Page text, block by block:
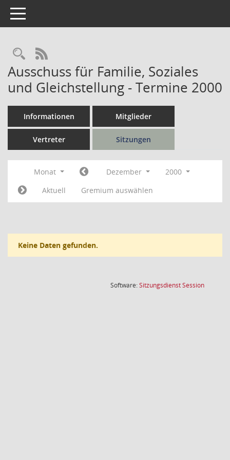
Toggle navigation
Rechercheauswahl
RSS-Feed
Ausschuss für Familie, Soziales
und Gleichstellung - Termine 2000
Informationen Mitglieder
Vertreter Sitzungen
Monat Dezember
2000
Aktuell
Gremium auswählen
Keine Daten gefunden.
Software:SitzungsdienstSession(Wird in